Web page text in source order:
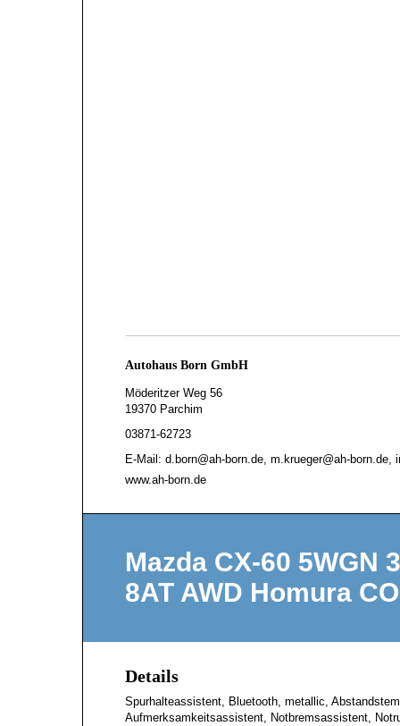
Autohaus Born GmbH
Möderitzer Weg 56
19370 Parchim
03871-62723
E-Mail: d.born@ah-born.de, m.krueger@ah-born.de,
www.ah-born.de
Mazda CX-60 5WGN
8AT AWD Homura
Details
Spurhalteassistent, Bluetooth, metallic,
Aufmerksamkeitsassistent, Notbremsassistent,